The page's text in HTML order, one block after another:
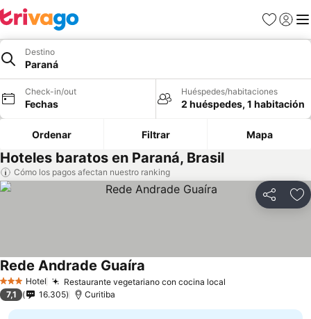
Favoritos
Iniciar
Destino
Paraná
Check-in/out
Fechas
Huéspedes/habitaciones
2 huéspedes, 1 habitación
Ordenar Filtrar Mapa
Hoteles baratos en Paraná, Brasil
Cómo los pagos afectan nuestro ranking
Compartir
3 Estrellas
Hotel Restaurante vegetariano con cocina local
Rede Andrade Guaíra
7,1 16.305 Curitiba